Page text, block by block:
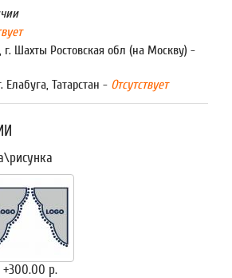
Шахты Ростовская обл (на Москву) -
Елабуга, Татарстан - Отсутствует
+300.00 р.